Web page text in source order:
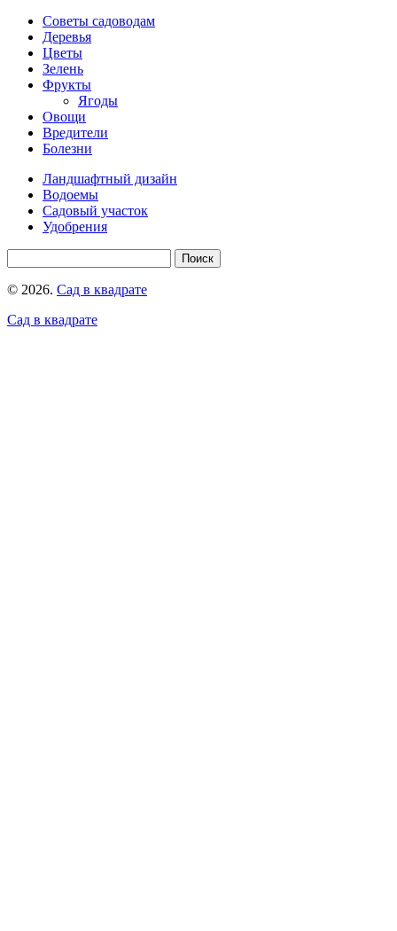
Советы садоводам
Деревья
Цветы
Зелень
Фрукты
Ягоды
Овощи
Вредители
Болезни
Ландшафтный дизайн
Водоемы
Садовый участок
Удобрения
© 2026. Сад в квадрате
Сад в квадрате